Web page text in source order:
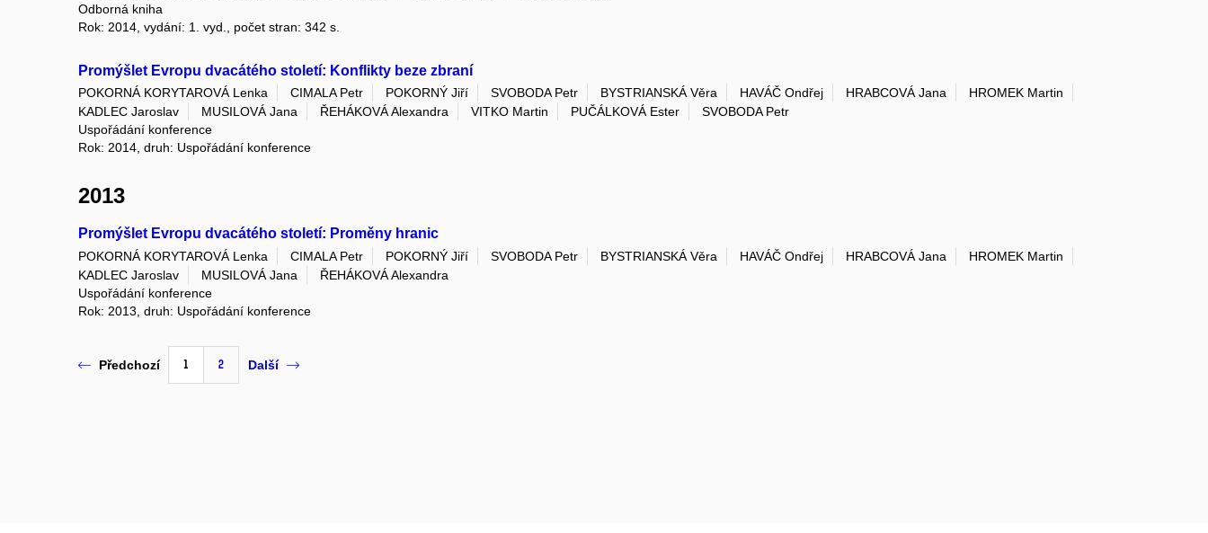
Odborná kniha
Rok: 2014, vydání: 1. vyd., počet stran: 342 s.
Promýšlet Evropu dvacátého století: Konflikty beze zbraní
POKORNÁ KORYTAROVÁ Lenka CIMALA Petr POKORNÝ Jiří SVOBODA Petr BYSTRIANSKÁ Věra HAVÁČ Ondřej HRABCOVÁ Jana
HROMEK Martin
KADLEC Jaroslav
MUSILOVÁ Jana ŘEHÁKOVÁ Alexandra VITKO Martin PUČÁLKOVÁ Ester
SVOBODA Petr
Uspořádání konference
Rok: 2014, druh: Uspořádání konference
2013
Promýšlet Evropu dvacátého století: Proměny hranic
POKORNÁ KORYTAROVÁ Lenka CIMALA Petr POKORNÝ Jiří SVOBODA Petr BYSTRIANSKÁ Věra HAVÁČ Ondřej HRABCOVÁ Jana
HROMEK Martin
KADLEC Jaroslav
MUSILOVÁ Jana
ŘEHÁKOVÁ Alexandra
Uspořádání konference
Rok: 2013, druh: Uspořádání konference
Předchozí 1 2 Další